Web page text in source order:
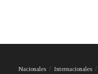
Nacionales Internacionales